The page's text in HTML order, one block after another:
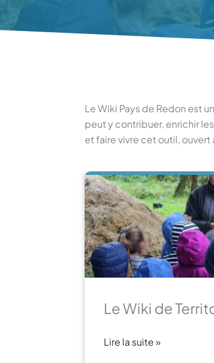
Le Wiki Pays de Redon est
peut y contribuer, enrichir
et faire vivre cet outil, ouvert
Le Wiki de
Lire la suite »